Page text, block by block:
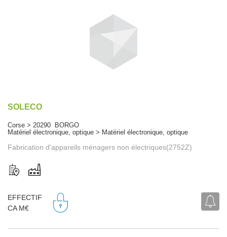
SOLECO
Corse > 20290 BORGO
Matériel électronique, optique > Matériel électronique, optique
Fabrication d'appareils ménagers non électriques(2752Z)
EFFECTIF
CA M€